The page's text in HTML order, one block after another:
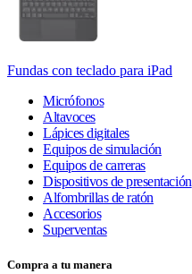
Fundas con teclado para iPad
Micrófonos
Altavoces
Lápices digitales
Equipos de simulación
Equipos de carreras
Dispositivos de presentación
Alfombrillas de ratón
Accesorios
Superventas
Compra a tu manera